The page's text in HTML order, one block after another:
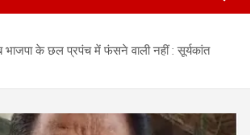
के छल प्रपंच में फंसने वाली नहीं : सूर्यकांत